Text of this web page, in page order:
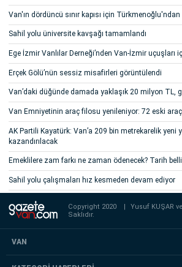
Van'ın dördüncü sınır kapısı için
Sahil yolu üniversite kavşağı tamamlandı
Ege İzmir Vanlılar Derneği’nden Van-İzmir uçuşları
Erçek Gölü’nün sessiz misafirleri görüntülendi
Van’daki düğünde damada yaklaşık 20 milyon TL,
Van Emniyetinin araç filosu yenileniyor: 72 eski
AK Partili Kayatürk: Van’a 209 bin metrekarelik yeni
kazandırılacak
Emeklilere zam farkı ne zaman ödenecek? Tarih
Sahil yolu çalışmaları hız kesmeden devam ediyor
Copyright 2020 | Yusuf KUŞAR
Saklıdır.
VAN